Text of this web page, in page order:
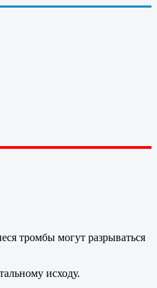
тромбы могут разрываться
исходу.